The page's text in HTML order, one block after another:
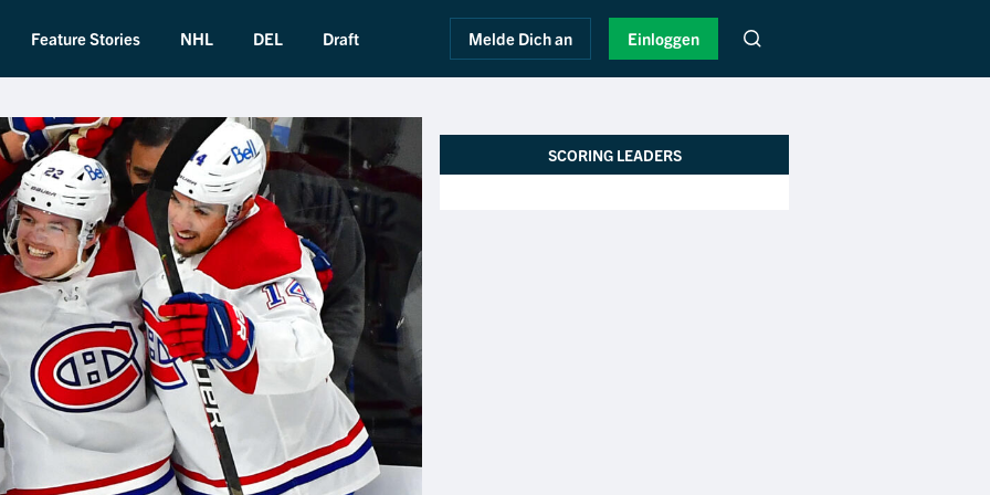
Feature Stories NHL DEL Draft Melde Dich an Einloggen
SCORING LEADERS